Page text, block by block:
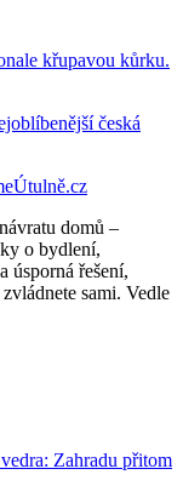
křupavou kůrku.
česká
domů –
o bydlení,
úsporná řešení,
sami. Vedle
Zahradu přitom